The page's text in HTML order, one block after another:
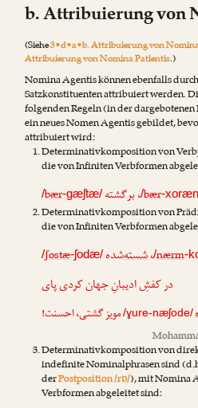
b. Attribuierung von
(Siehe3•d•a•b. Attribuierung von
Attribuierung von Nomina Patientis.)
Nomina Agentis können ebenfalls
Satzkonstituenten attribuiert werden.
folgenden Regeln (in der
ein neues Nomen Agentis gebildet,
attribuiert wird:
Determinativkomposition von
die von Infiniten Verbformen
/bær- ،بر‌گشته /bær-gæʃtæ/
Determinativkomposition von
die von Infiniten Verbformen
/nærm- ،شسته‌شده /ʃostæ-ʃodæ/
در کفشِ ادیبانِ جهان کردی پای
/ɣure-næʃode/مویز گشتی، احسنت!
Determinativkomposition von
indefinite Nominalphrasen sind
derPostposition /rɒ/), mit Nomina
Verbformen abgeleitet sind: